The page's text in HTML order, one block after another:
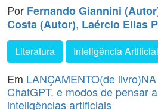
Por Fernando Giannini
Costa (Autor), Laércio Elias
Literatura Inteligência Artificial
Em LANÇAMENTO(de
ChatGPT. e modos de pensar
inteligências artificiais